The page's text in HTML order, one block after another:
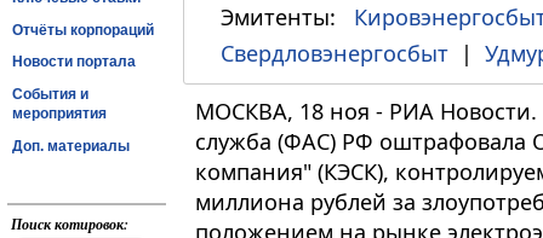
Отчёты корпораций
Новости портала
События и
мероприятия
Доп. материалы
Поиск котировок:
Эмитенты:
Свердловэнергосбыт |
МОСКВА, 18 ноя - РИА
служба (ФАС) РФ оштрафовала
компания" (КЭСК),
миллиона рублей за